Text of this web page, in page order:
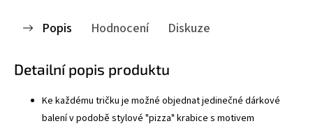
Popis Hodnocení Diskuze
Detailní popis produktu
Ke každému tričku je možné objednat jedinečné dárkové
balení v podobě stylové "pizza" krabice s motivem